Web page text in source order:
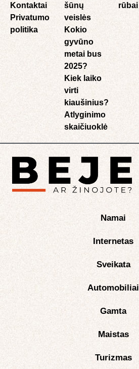
Kontaktai
Privatumo
politika
šūnų
veislės
Kokio
gyvūno
metai bus
2025?
Kiek laiko
virti
kiaušinius?
Atlyginimo
skaičiuoklė​
rūbai
Namai
Internetas
Sveikata
Automobiliai
Gamta
Maistas
Turizmas